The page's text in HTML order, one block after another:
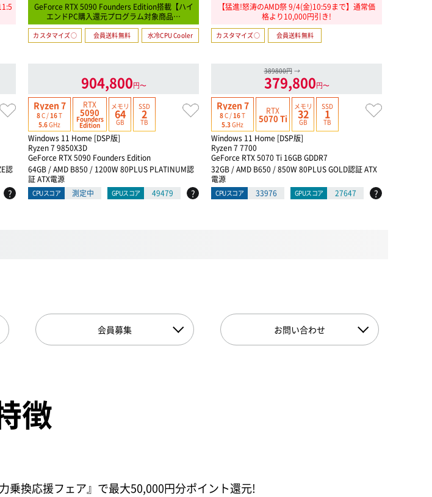
認
?
GeForce RTX 5090 Founders Edition搭載【ハイ
エンドPC購入還元プログラム対象商品…
カスタマイズ○ 会員送料無料 水冷CPU Cooler
904,800円〜
Ryzen 7
8C /16T
5.6GHz
RTX
5090
Founders
Edition
メモリ
64
GB
SSD
2
TB
Windows 11 Home [DSP版]
Ryzen 7 9850X3D
GeForce RTX 5090 Founders Edition
64GB / AMD B850 / 1200W 80PLUS PLATINUM認
証 ATX電源
CPUスコア 測定中 GPUスコア 49479 ?
【猛進!怒涛のAMD祭 9/4(金)10:59まで】通常価
格より10,000円引き!
カスタマイズ○ 会員送料無料
389800円 →
379,800円〜
Ryzen 7
8C /16T
5.3GHz
RTX
5070 Ti
メモリ
32
GB
SSD
1
TB
Windows 11 Home [DSP版]
Ryzen 7 7700
GeForce RTX 5070 Ti 16GB GDDR7
32GB / AMD B650 / 850W 80PLUS GOLD認証 ATX
電源
CPUスコア 33976 GPUスコア 27647 ?
会員募集 お問い合わせ
徴
乗換応援フェア』で最大50,000円分ポイント還元!